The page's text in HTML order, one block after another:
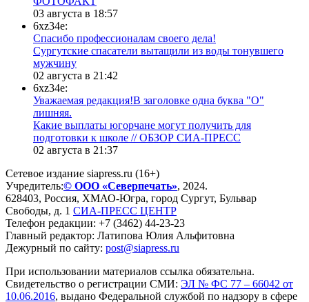
03 августа в 18:57
6xz34e:
Спасибо профессионалам своего дела!
Сургутские спасатели вытащили из воды тонувшего
мужчину
02 августа в 21:42
6xz34e:
Уважаемая редакция!В заголовке одна буква "О"
лишняя.
Какие выплаты югорчане могут получить для
подготовки к школе // ОБЗОР СИА-ПРЕСС
02 августа в 21:37
Сетевое издание siapress.ru (16+)
Учредитель:© ООО «Северпечать», 2024.
628403, Россия, ХМАО-Югра, город Сургут, Бульвар
Свободы, д. 1 СИА-ПРЕСС ЦЕНТР
Телефон редакции: +7 (3462) 44-23-23
Главный редактор: Латипова Юлия Альфитовна
Дежурный по сайту: post@siapress.ru
При использовании материалов ссылка обязательна.
Свидетельство о регистрации СМИ: ЭЛ № ФС 77 – 66042 от
10.06.2016, выдано Федеральной службой по надзору в сфере